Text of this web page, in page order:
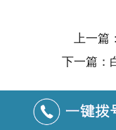
上一篇
下一篇：